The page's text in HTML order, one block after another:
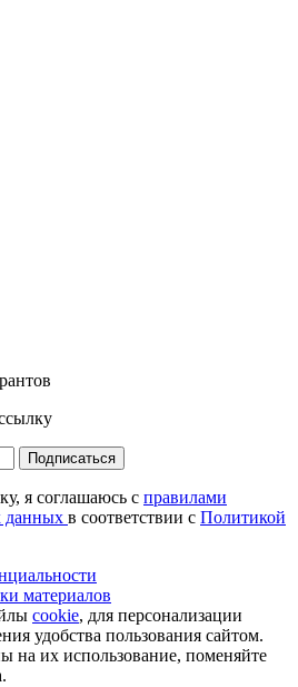
Подписаться
я соглашаюсь с правилами
данных в соответствии с Политикой
материалов
cookie, для персонализации
удобства пользования сайтом.
на их использование, поменяйте